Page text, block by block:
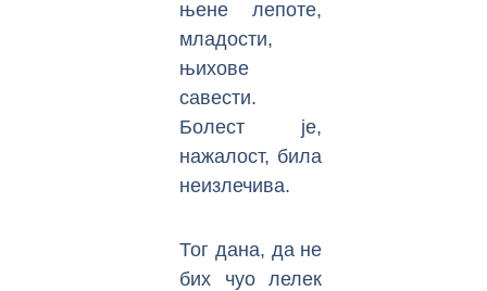
њене лепоте,
младости,
њихове
савести.
Болест је,
нажалост, била
неизлечива.
Тог дана, да не
бих чуо лелек